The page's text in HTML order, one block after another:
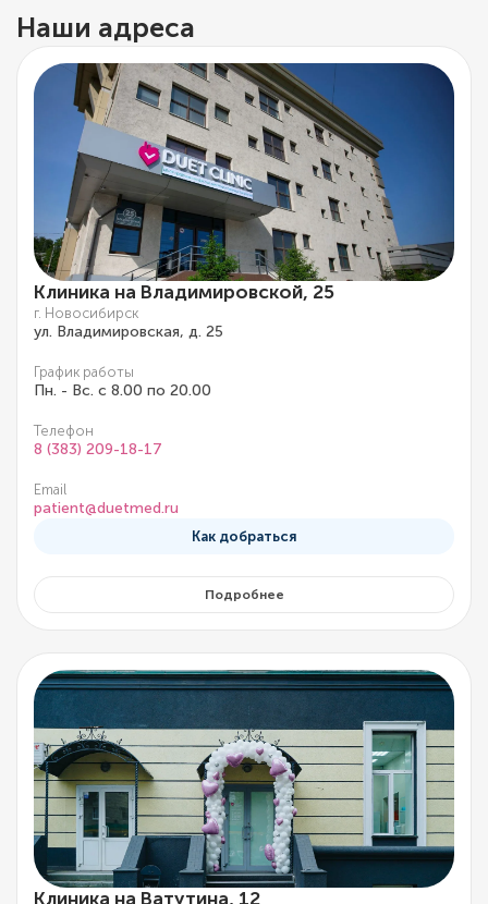
Наши адреса
Клиника на Владимировской, 25
г. Новосибирск
ул. Владимировская, д. 25
График работы
Пн. - Вс. с 8.00 по 20.00
Телефон
8 (383) 209-18-17
Email
patient@duetmed.ru
Как добраться
Подробнее